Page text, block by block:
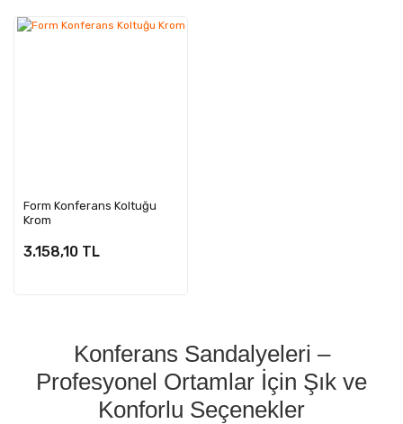
Form Konferans Koltuğu
Krom
3.158,10 TL
Konferans Sandalyeleri –
Profesyonel Ortamlar İçin Şık ve
Konforlu Seçenekler